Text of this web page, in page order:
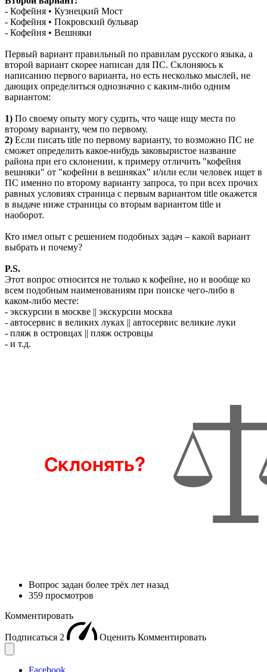
- Кофейня • Кузнецкий Мост
- Кофейня • Покровский бульвар
- Кофейня • Вешняки
Первый вариант правильный по правилам русского языка, а
второй вариант скорее написан для ПС. Склоняюсь к
написанию первого варианта, но есть несколько мыслей, не
дающих определиться однозначно с каким-либо одним
вариантом:
1) По своему опыту могу судить, что чаще ищу места по
второму варианту, чем по первому.
2) Если писать title по первому варианту, то возможно ПС не
сможет определить какое-нибудь заковыристое название
района при его склонении, к примеру отличить "кофейня
вешняки" от "кофейни в вешняках" и/или если человек ищет в
ПС именно по второму варианту запроса, то при всех прочих
равных условиях страница с первым вариантом title окажется
в выдаче ниже страницы со вторым вариантом title и
наоборот.
Кто имел опыт с решением подобных задач – какой вариант
выбрать и почему?
P.S.
Этот вопрос относится не только к кофейне, но и вообще ко
всем подобным наименованиям при поиске чего-либо в
каком-либо месте:
- экскурсии в москве || экскурсии москва
- автосервис в великих луках || автосервис великие луки
- пляж в островцах || пляж островцы
- и т.д.
Вопрос задан более трёх лет назад
359 просмотров
Комментировать
Подписаться 2 Оценить Комментировать
Facebook